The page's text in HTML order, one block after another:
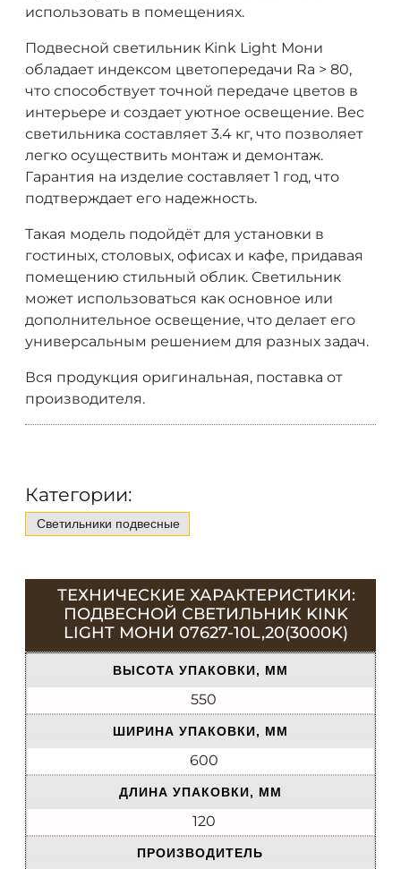
использовать в помещениях.
Подвесной светильник Kink Light Мони
обладает индексом цветопередачи Ra > 80,
что способствует точной передаче цветов в
интерьере и создает уютное освещение. Вес
светильника составляет 3.4 кг, что позволяет
легко осуществить монтаж и демонтаж.
Гарантия на изделие составляет 1 год, что
подтверждает его надежность.
Такая модель подойдёт для установки в
гостиных, столовых, офисах и кафе, придавая
помещению стильный облик. Светильник
может использоваться как основное или
дополнительное освещение, что делает его
универсальным решением для разных задач.
Вся продукция оригинальная, поставка от
производителя.
Категории:
Светильники подвесные
ТЕХНИЧЕСКИЕ ХАРАКТЕРИСТИКИ:
ПОДВЕСНОЙ СВЕТИЛЬНИК KINK
LIGHT МОНИ 07627-10L,20(3000K)
ВЫСОТА УПАКОВКИ, ММ
550
ШИРИНА УПАКОВКИ, ММ
600
ДЛИНА УПАКОВКИ, ММ
120
ПРОИЗВОДИТЕЛЬ